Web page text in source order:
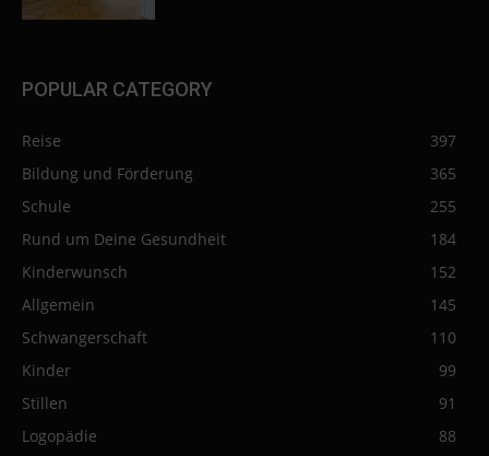
POPULAR CATEGORY
Reise
397
Bildung und Förderung
365
Schule
255
Rund um Deine Gesundheit
184
Kinderwunsch
152
Allgemein
145
Schwangerschaft
110
Kinder
99
Stillen
91
Logopädie
88